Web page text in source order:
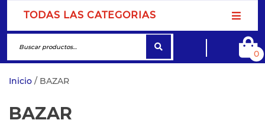
TODAS LAS CATEGORIAS
0
Inicio / BAZAR
BAZAR